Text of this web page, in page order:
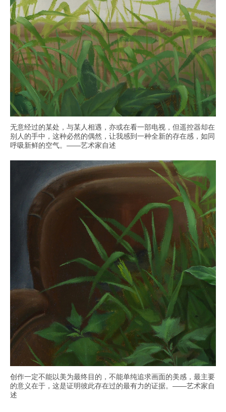
无意经过的某处，与某人相遇，亦或在看一部电视，但遥控器却在
别人的手中，这种必然的偶然，让我感到一种全新的存在感，如同
呼吸新鲜的空气。——艺术家自述
创作一定不能以美为最终目的，不能单纯追求画面的美感，最主要
的意义在于，这是证明彼此存在过的最有力的证据。——艺术家自
述